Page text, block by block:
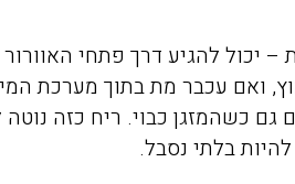
מיכה אלפסי
יכול להגיע דרך פתחי
ואם עכבר מת בתוך מערכת
כשהמזגן כבוי. ריח כזה
בלתי נסבל.